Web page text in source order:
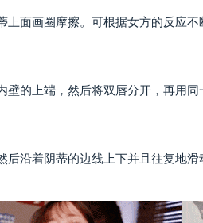
上面画圈摩擦。可根据女方的反应
壁的上端，然后将双唇分开，再用
后沿着阴蒂的边线上下并且往复地滑